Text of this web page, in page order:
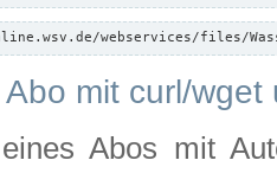
webservices/files/
mit curl/
Abos mit